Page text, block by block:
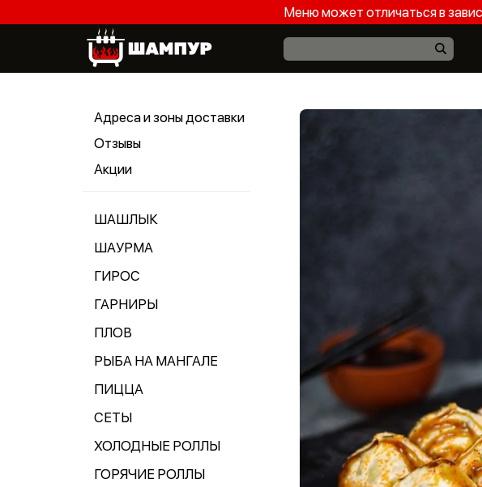
Меню может отличаться в
Адреса и зоны доставки
Отзывы
Акции
ШАШЛЫК
ШАУРМА
ГИРОС
ГАРНИРЫ
ПЛОВ
РЫБА НА МАНГАЛЕ
ПИЦЦА
СЕТЫ
ХОЛОДНЫЕ РОЛЛЫ
ГОРЯЧИЕ РОЛЛЫ